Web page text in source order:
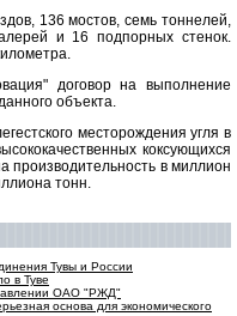
136 мостов, семь тоннелей,
и 16 подпорных стенок.
договор на выполнение
объекта.
месторождения угля в
коксующихся
производительность в миллион
тонн.
Тувы и России
в Туве
ОАО "РЖД"
основа для экономического